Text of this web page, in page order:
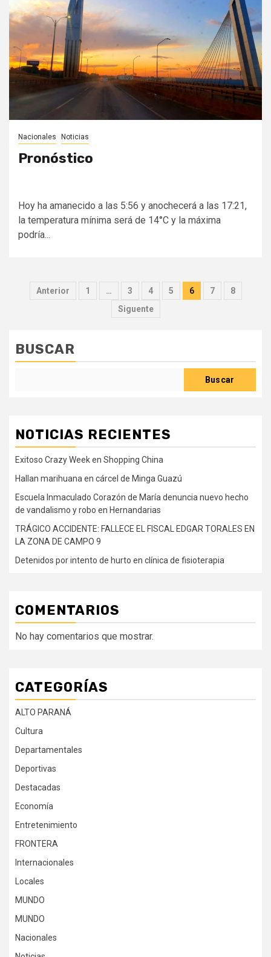
Nacionales Noticias
Pronóstico
Hoy ha amanecido a las 5:56 y anochecerá a las 17:21,
la temperatura mínima será de 14°C y la máxima
podría...
Paginación
Anterior 1 … 3 4 5 6 7
8
Siguente
BUSCAR
Buscar
NOTICIAS RECIENTES
Exitoso Crazy Week en Shopping China
Hallan marihuana en cárcel de Minga Guazú
Escuela Inmaculado Corazón de María denuncia nuevo hecho
de vandalismo y robo en Hernandarias
TRÁGICO ACCIDENTE: FALLECE EL FISCAL EDGAR TORALES EN
LA ZONA DE CAMPO 9
Detenidos por intento de hurto en clínica de fisioterapia
COMENTARIOS
No hay comentarios que mostrar.
CATEGORÍAS
ALTO PARANÁ
Cultura
Departamentales
Deportivas
Destacadas
Economía
Entretenimiento
FRONTERA
Internacionales
Locales
MUNDO
MUNDO
Nacionales